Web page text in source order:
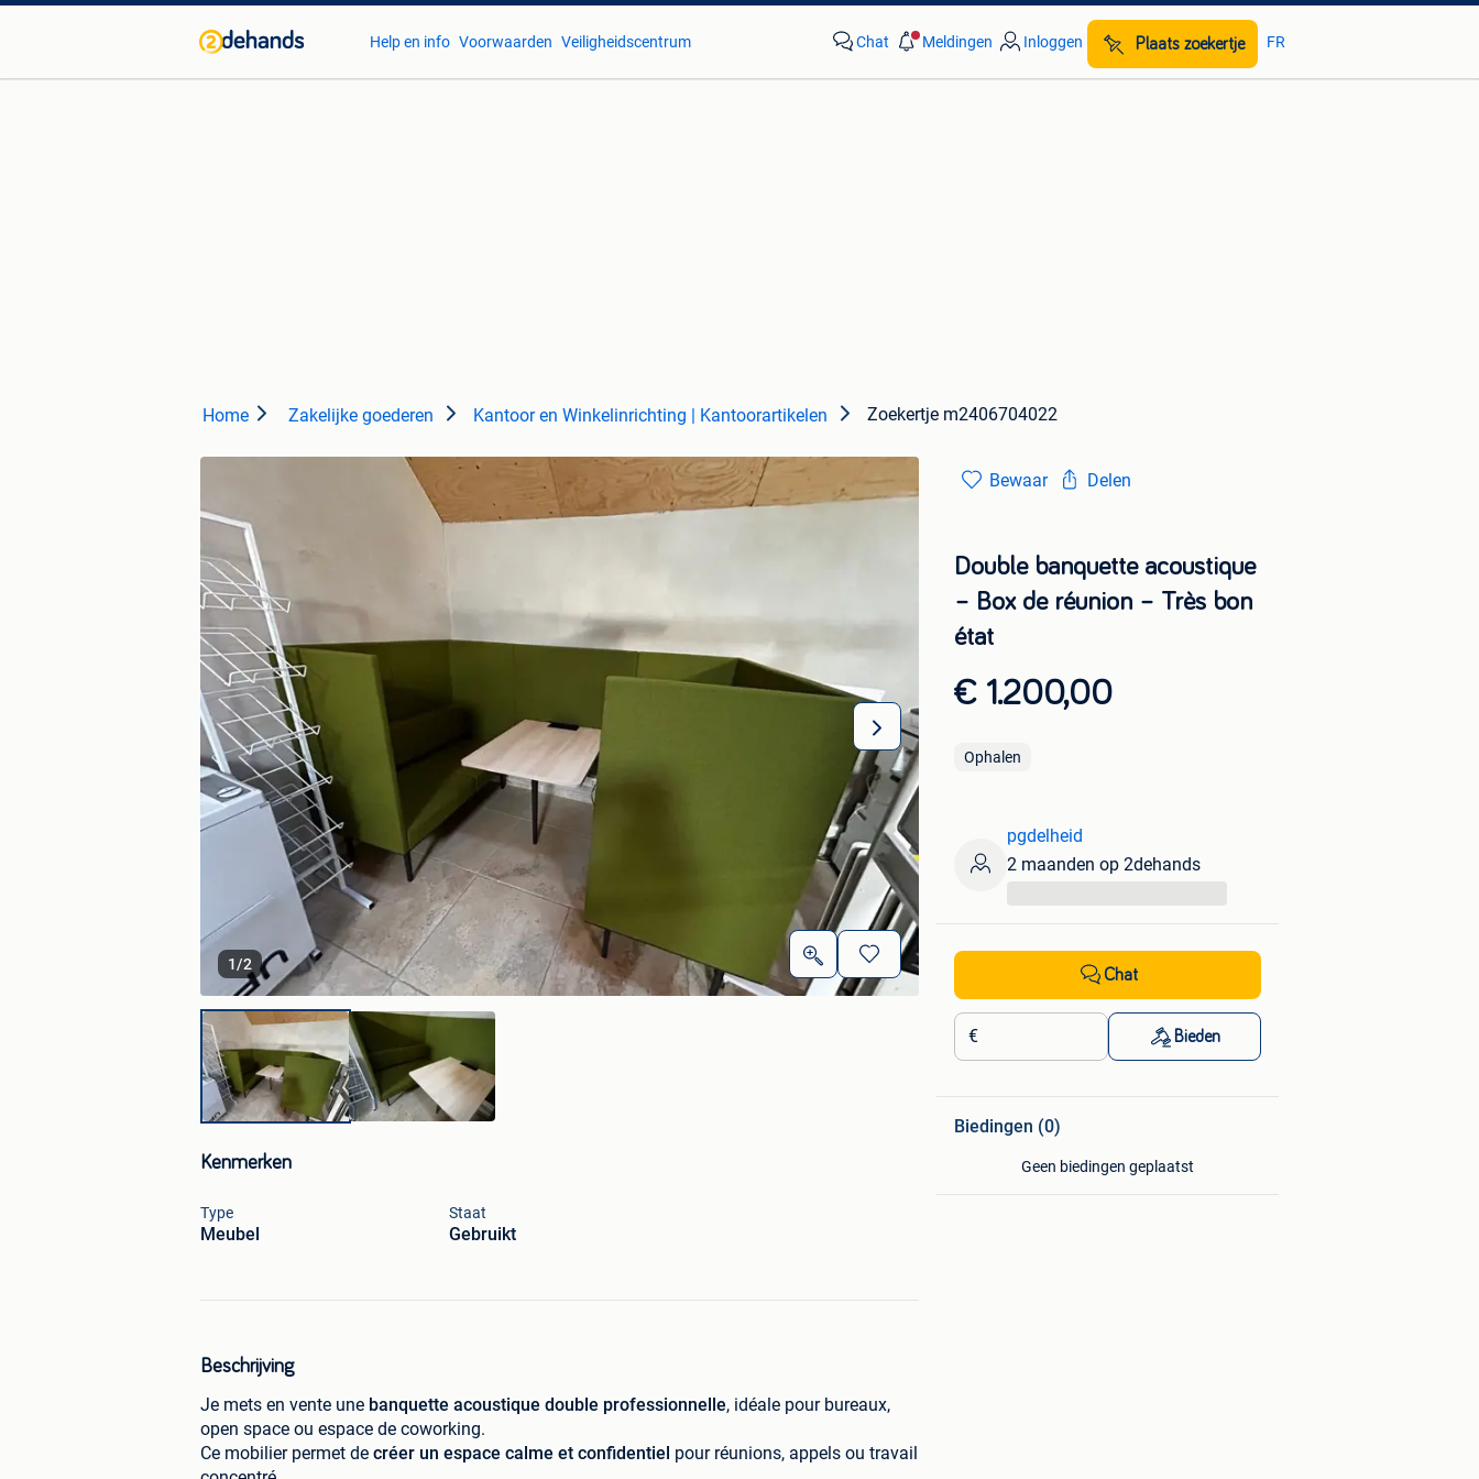
Help en info Voorwaarden Veiligheidscentrum Chat Meldingen Inloggen Plaats zoekertje FR
Home Zakelijke goederen Kantoor en Winkelinrichting | Kantoorartikelen Zoekertje m2406704022
1/2
Kenmerken
Type
Meubel
Staat
Gebruikt
Beschrijving
Je mets en vente une banquette acoustique double professionnelle, idéale pour bureaux,
open space ou espace de coworking.
Ce mobilier permet de créer un espace calme et confidentiel pour réunions, appels ou travail
Bewaar Delen
Double banquette acoustique
– Box de réunion – Très bon
état
€ 1.200,00
Ophalen
pgdelheid
2 maanden op 2dehands
Chat
€ Bieden
Biedingen (0)
Geen biedingen geplaatst